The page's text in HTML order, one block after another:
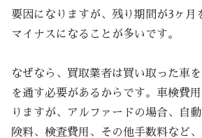
要因になりますが、残り期間が3ヶ月
マイナスになることが多いです。
なぜなら、買取業者は買い取った車
を通す必要があるからです。車検費
りますが、アルファードの場合、自
険料、検査費用、その他手数料など